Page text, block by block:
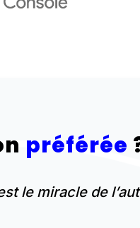
préférée
le miracle de